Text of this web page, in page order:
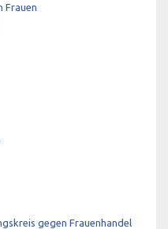
Frauen
gegen Frauenhandel